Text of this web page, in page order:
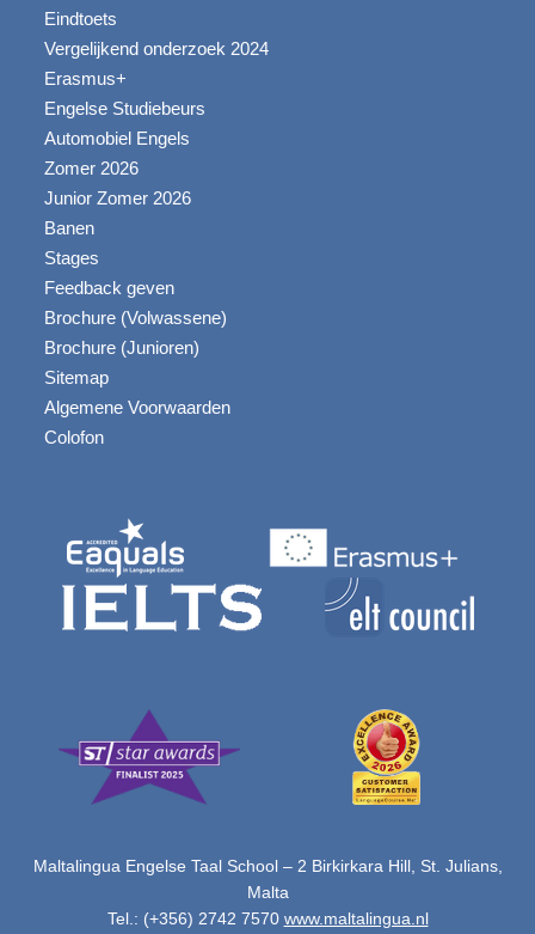
Eindtoets
Vergelijkend onderzoek 2024
Erasmus+
Engelse Studiebeurs
Automobiel Engels
Zomer 2026
Junior Zomer 2026
Banen
Stages
Feedback geven
Brochure (Volwassene)
Brochure (Junioren)
Sitemap
Algemene Voorwaarden
Colofon
Maltalingua Engelse Taal School – 2 Birkirkara Hill, St. Julians,
Malta
Tel.: (+356) 2742 7570 www.maltalingua.nl